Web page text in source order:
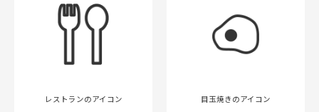
レストランのアイコン 目玉焼きのアイコン